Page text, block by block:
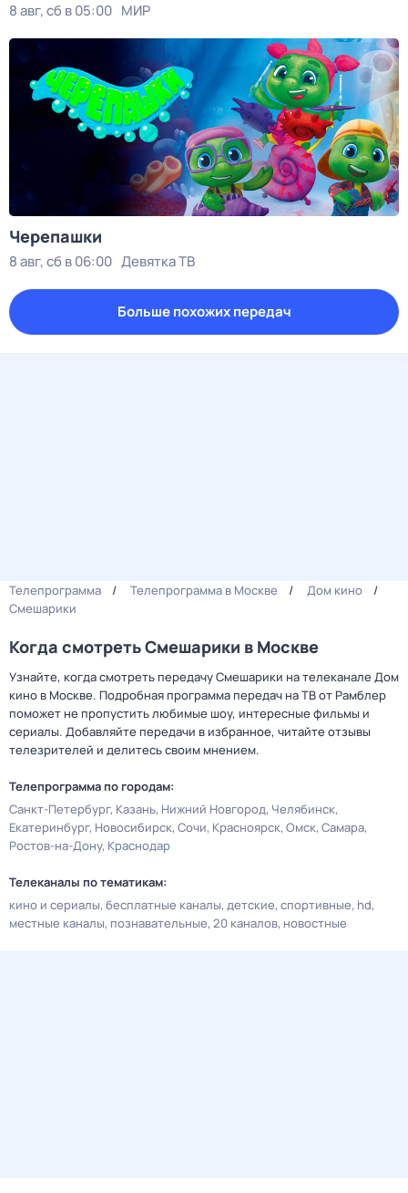
8 авг, сб в 05:00 МИР
Черепашки
8 авг, сб в 06:00 Девятка ТВ
Больше похожих передач
Телепрограмма Телепрограмма в Москве
Дом кино
Смешарики
Когда смотреть Смешарики в Москве
Узнайте, когда смотреть передачу Смешарики на телеканале Дом
кино в Москве. Подробная программа передач на ТВ от Рамблер
поможет не пропустить любимые шоу, интересные фильмы и
сериалы. Добавляйте передачи в избранное, читайте отзывы
телезрителей и делитесь своим мнением.
Телепрограмма по городам:
Санкт-Петербург Казань Нижний Новгород Челябинск
Екатеринбург Новосибирск Сочи Красноярск Омск Самара
Ростов-на-Дону Краснодар
Телеканалы по тематикам:
кино и сериалы бесплатные каналы детские спортивные hd
местные каналы познавательные 20 каналов новостные